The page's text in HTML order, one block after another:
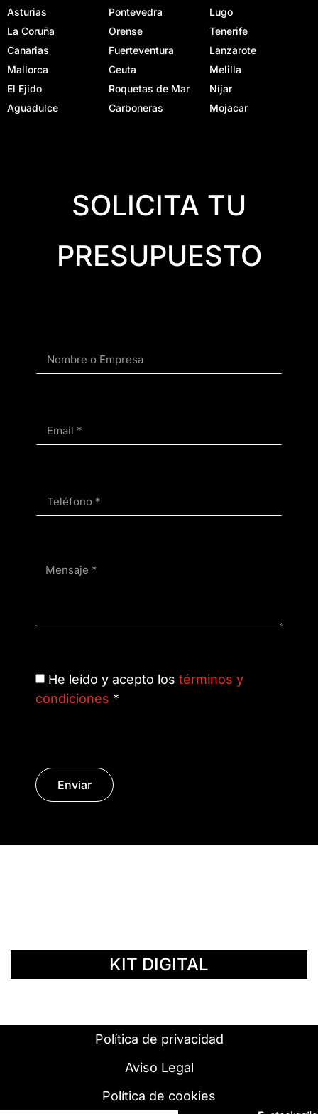
Asturias
Pontevedra
Lugo
La Coruña
Orense
Tenerife
Canarias
Fuerteventura
Lanzarote
Mallorca
Ceuta
Melilla
El Ejido
Roquetas de Mar
Níjar
Aguadulce
Carboneras Mojacar
SOLICITA TU
PRESUPUESTO
He leído y acepto los términos y
condiciones *
Enviar
KIT DIGITAL
Política de privacidad
Aviso Legal
Política de cookies